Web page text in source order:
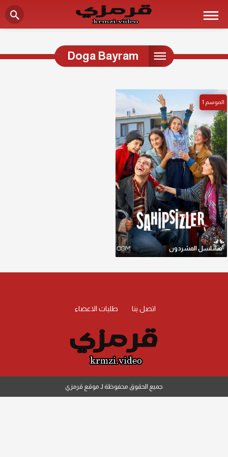
Doga Bayram
الموسم 1
مسلسل المشردون
اتصل بنا طلبات الاعضاء
جميع الحقوق محفوظة لـ موقع قرمزي